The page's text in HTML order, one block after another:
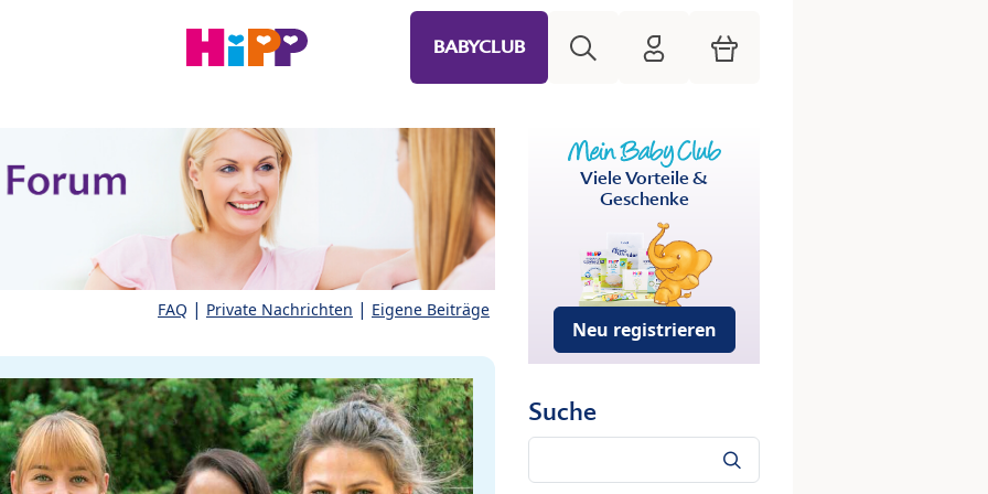
BABYCLUB HiPP Mein Babyclub
Warenkorb
FAQ | Private Nachrichten | Eigene Beiträge
Viele Vorteile &
Geschenke
Neu registrieren
Suche